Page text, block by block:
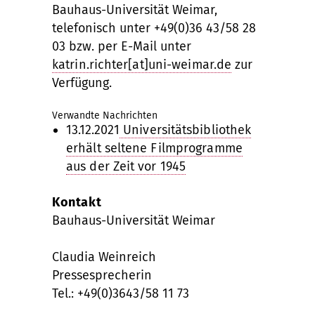
Bauhaus-Universität Weimar,
telefonisch unter +49(0)36 43/58 28
03 bzw. per E-Mail unter
katrin.richter[at]uni-weimar.de zur
Verfügung.
Verwandte Nachrichten
13.12.2021 Universitätsbibliothek
erhält seltene Filmprogramme
aus der Zeit vor 1945
Kontakt
Bauhaus-Universität Weimar
Claudia Weinreich
Pressesprecherin
Tel.: +49(0)3643/58 11 73